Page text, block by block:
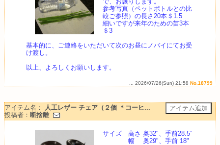
参考写真（ペットボトルとの比
較ご参照）の長さ20本＄1.5
細いですが来年のための苗3本
＄3
基本的に、ご連絡をいただいて次のお昼にノバイにてお受
け渡し。
以上、よろしくお願いします。
... 2026/07/26(Sun) 21:58 No.18799
アイテム名：
人工レザー チェア（２個 ＊コーヒ...
投稿者： 断捨離
サイズ 高さ 奥32"、手前28.5”
幅 奥29"、手前 18"